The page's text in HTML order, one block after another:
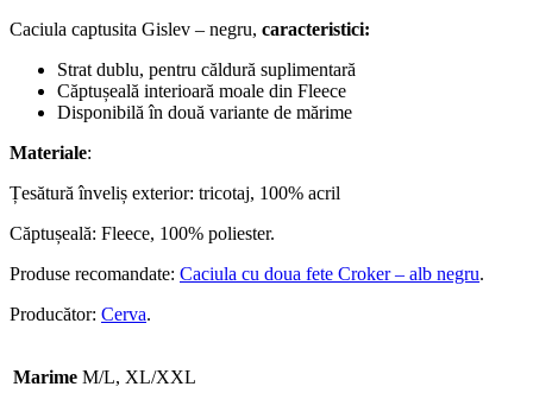
Caciula captusita Gislev – negru, caracteristici:
Strat dublu, pentru căldură suplimentară
Căptușeală interioară moale din Fleece
Disponibilă în două variante de mărime
Materiale:
Țesătură înveliș exterior: tricotaj, 100% acril
Căptușeală: Fleece, 100% poliester.
Produse recomandate: Caciula cu doua fete Croker – alb negru.
Producător: Cerva.
Marime M/L, XL/XXL